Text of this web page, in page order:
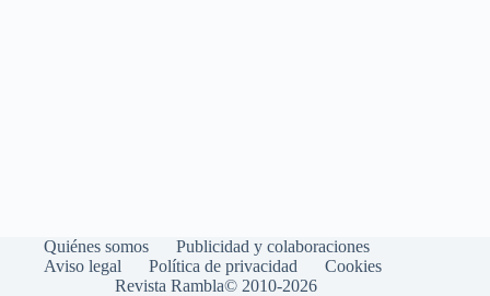
Quiénes somos
Publicidad y colaboraciones
Aviso legal
Política de privacidad
Cookies
Revista Rambla© 2010-2026